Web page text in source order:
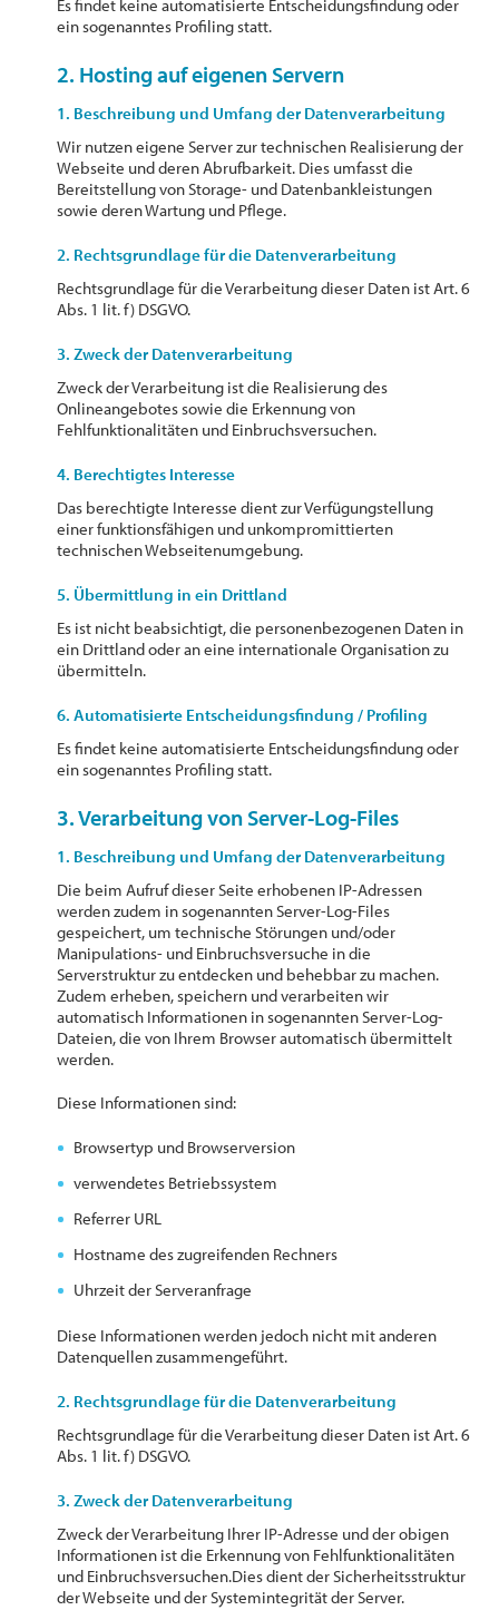
Es findet keine automatisierte Entscheidungsfindung oder
ein sogenanntes Profiling statt.
2. Hosting auf eigenen Servern
1. Beschreibung und Umfang der Datenverarbeitung
Wir nutzen eigene Server zur technischen Realisierung der
Webseite und deren Abrufbarkeit. Dies umfasst die
Bereitstellung von Storage- und Datenbankleistungen
sowie deren Wartung und Pflege.
2. Rechtsgrundlage für die Datenverarbeitung
Rechtsgrundlage für die Verarbeitung dieser Daten ist Art. 6
Abs. 1 lit. f) DSGVO.
3. Zweck der Datenverarbeitung
Zweck der Verarbeitung ist die Realisierung des
Onlineangebotes sowie die Erkennung von
Fehlfunktionalitäten und Einbruchsversuchen.
4. Berechtigtes Interesse
Das berechtigte Interesse dient zur Verfügungstellung
einer funktionsfähigen und unkompromittierten
technischen Webseitenumgebung.
5. Übermittlung in ein Drittland
Es ist nicht beabsichtigt, die personenbezogenen Daten in
ein Drittland oder an eine internationale Organisation zu
übermitteln.
6. Automatisierte Entscheidungsfindung / Profiling
Es findet keine automatisierte Entscheidungsfindung oder
ein sogenanntes Profiling statt.
3. Verarbeitung von Server-Log-Files
1. Beschreibung und Umfang der Datenverarbeitung
Die beim Aufruf dieser Seite erhobenen IP-Adressen
werden zudem in sogenannten Server-Log-Files
gespeichert, um technische Störungen und/oder
Manipulations- und Einbruchsversuche in die
Serverstruktur zu entdecken und behebbar zu machen.
Zudem erheben, speichern und verarbeiten wir
automatisch Informationen in sogenannten Server-Log-
Dateien, die von Ihrem Browser automatisch übermittelt
werden.
Diese Informationen sind:
Browsertyp und Browserversion
verwendetes Betriebssystem
Referrer URL
Hostname des zugreifenden Rechners
Uhrzeit der Serveranfrage
Diese Informationen werden jedoch nicht mit anderen
Datenquellen zusammengeführt.
2. Rechtsgrundlage für die Datenverarbeitung
Rechtsgrundlage für die Verarbeitung dieser Daten ist Art. 6
Abs. 1 lit. f) DSGVO.
3. Zweck der Datenverarbeitung
Zweck der Verarbeitung Ihrer IP-Adresse und der obigen
Informationen ist die Erkennung von Fehlfunktionalitäten
und Einbruchsversuchen.Dies dient der Sicherheitsstruktur
der Webseite und der Systemintegrität der Server.